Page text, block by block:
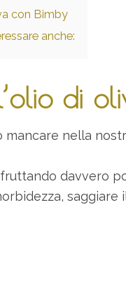
con Bimby
anche:
di
nella
davvero